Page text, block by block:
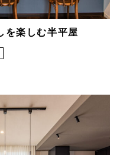
を楽しむ半平屋